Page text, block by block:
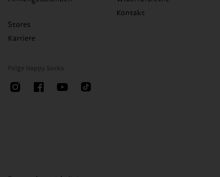
Stores
Karriere
Kontakt
Folge Happy Socks